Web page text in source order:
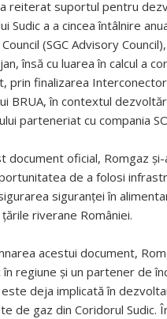
reiterat suportul pentru
Sudic a a cincea întâlnire
(SGC Advisory
însă cu luarea în calcul a
prin finalizarea
BRUA, în contextul
parteneriat cu compania
document oficial, Romgaz
de a folosi
siguranţei în
riverane României.
acestui document,
regiune şi un partener de
este deja implicată în
de gaz din Coridorul Sudic.